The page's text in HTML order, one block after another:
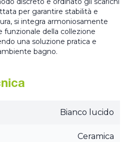
per garantire stabilità e
si integra armoniosamente
funzionale della collezione
una soluzione pratica e
bagno.
Bianco lucido
Ceramica